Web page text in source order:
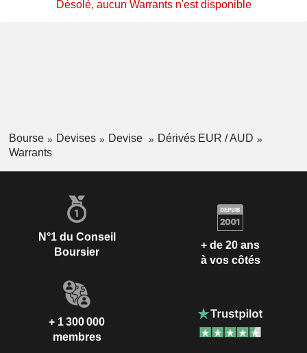
Désolé, aucun Warrants n'est disponible
Bourse Devises Devise
Dérivés EUR / AUD
Warrants
N°1 du Conseil
Boursier
+ de 20 ans
à vos côtés
+ 1 300 000
membres